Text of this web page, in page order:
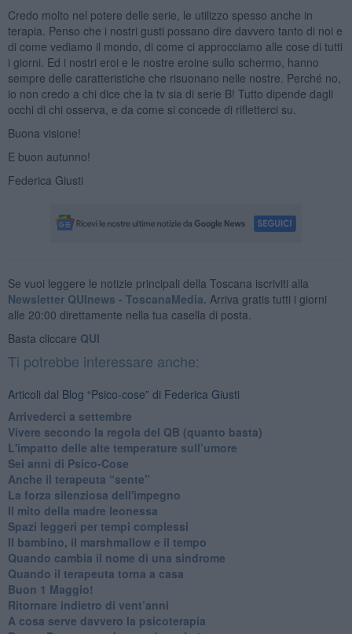
Credo molto nel potere delle serie, le utilizzo spesso anche in
terapia. Penso che i nostri gusti possano dire davvero tanto di noi e
di come vediamo il mondo, di come ci approcciamo alle cose di tutti
i giorni. Ed i nostri eroi e le nostre eroine sullo schermo, hanno
sempre delle caratteristiche che risuonano nelle nostre. Perché no,
io non credo a chi dice che la tv sia di serie B! Tutto dipende dagli
occhi di chi osserva, e da come si concede di rifletterci su.
Buona visione!
E buon autunno!
Federica Giusti
Se vuoi leggere le notizie principali della Toscana iscriviti alla
Newsletter QUInews - ToscanaMedia. Arriva gratis tutti i giorni
alle 20:00 direttamente nella tua casella di posta.
Basta cliccare QUI
Ti potrebbe interessare anche:
Articoli dal Blog “Psico-cose” di Federica Giusti
​Arrivederci a settembre
​Vivere secondo la regola del QB (quanto basta)
​L'impatto delle alte temperature sull’umore
Sei anni di Psico-Cose
​Anche il terapeuta “sente”
​La forza silenziosa dell'impegno
​Il mito della madre leonessa
Spazi leggeri per tempi complessi
Il bambino, il marshmallow e il tempo
​Quando cambia il nome di una sindrome
​Quando il terapeuta torna a casa
​Buon 1 Maggio!
Ritornare indietro di vent’anni
​A cosa serve davvero la psicoterapia